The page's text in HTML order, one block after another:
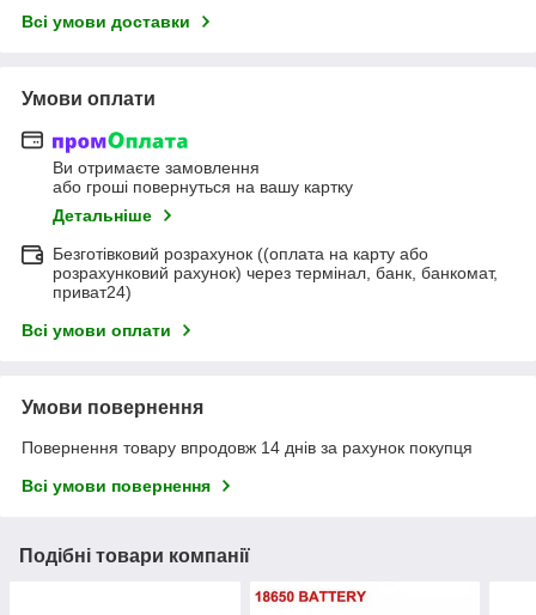
Всі умови доставки
Умови оплати
Ви отримаєте замовлення
або гроші повернуться на вашу картку
Детальніше
Безготівковий розрахунок ((оплата на карту або
розрахунковий рахунок) через термінал, банк, банкомат,
приват24)
Всі умови оплати
Умови повернення
Повернення товару впродовж 14 днів за рахунок покупця
Всі умови повернення
Подібні товари компанії